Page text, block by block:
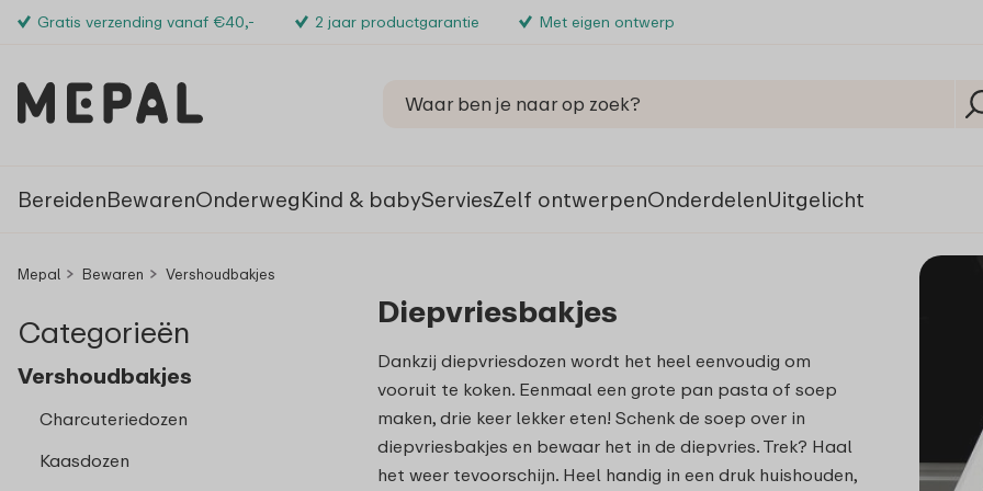
Gratis verzending vanaf €40,- 2 jaar productgarantie Met eigen ontwerp
BereidenBewarenOnderwegKind & babyServiesZelf ontwerpenOnderdelenUitgelicht
Mepal Bewaren Vershoudbakjes
Categorieën
Vershoudbakjes
Charcuteriedozen
Kaasdozen
Diepvriesbakjes
Dankzij diepvriesdozen wordt het heel eenvoudig om
vooruit te koken. Eenmaal een grote pan pasta of soep
maken, drie keer lekker eten! Schenk de soep over in
diepvriesbakjes en bewaar het in de diepvries. Trek? Haal
het weer tevoorschijn. Heel handig in een druk huishouden,